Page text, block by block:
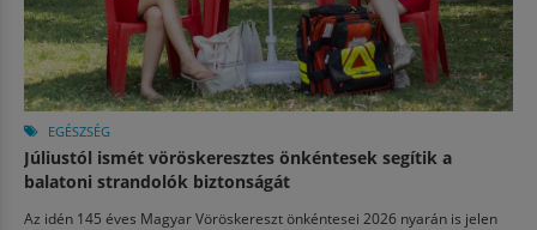
EGÉSZSÉG
Júliustól ismét vöröskeresztes önkéntesek segítik a
balatoni strandolók biztonságát
Az idén 145 éves Magyar Vöröskereszt önkéntesei 2026 nyarán is jelen